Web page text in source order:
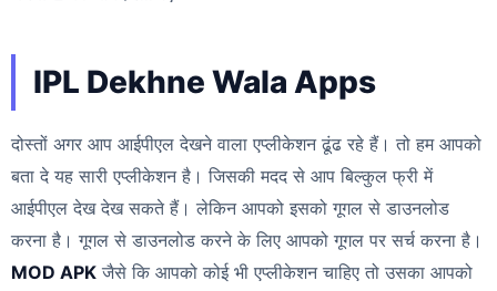
IPL Dekhne Wala Apps
दोस्तों अगर आप आईपीएल देखने वाला एप्लीकेशन ढूंढ रहे हैं। तो हम आपको
बता दे यह सारी एप्लीकेशन है। जिसकी मदद से आप बिल्कुल फ्री में
आईपीएल देख देख सकते हैं। लेकिन आपको इसको गूगल से डाउनलोड
करना है। गूगल से डाउनलोड करने के लिए आपको गूगल पर सर्च करना है।
MOD APK जैसे कि आपको कोई भी एप्लीकेशन चाहिए तो उसका आपको